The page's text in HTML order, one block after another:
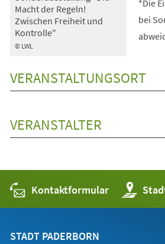
© LWL
Macht der Regeln!
Zwischen Freiheit und
Kontrolle"
*Die
bei
VERANSTALTUNGSORT
VERANSTALTER
Kontaktformular (Öffnet
in
einem
STADT PADERBORN